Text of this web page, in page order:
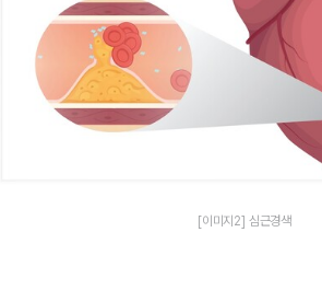
[이미지2] 심근경색